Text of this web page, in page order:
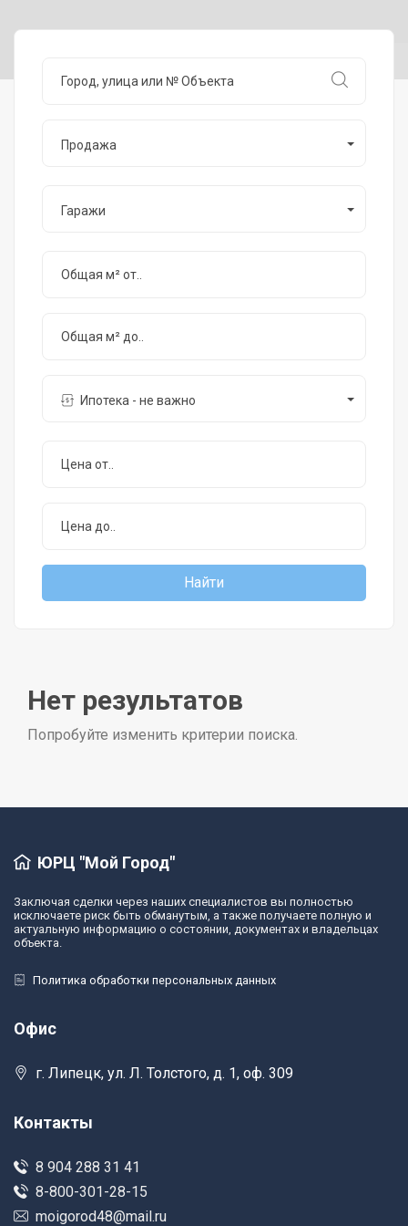
Продажа
Гаражи
Ипотека - не важно
Нет результатов
Попробуйте изменить критерии поиска.
ЮРЦ "Мой Город"
Заключая сделки через наших специалистов вы полностью
исключаете риск быть обманутым, а также получаете полную и
актуальную информацию о состоянии, документах и владельцах
объекта.
Политика обработки персональных данных
Офис
г. Липецк, ул. Л. Толстого, д. 1, оф. 309
Контакты
8 904 288 31 41
8-800-301-28-15
moigorod48@mail.ru